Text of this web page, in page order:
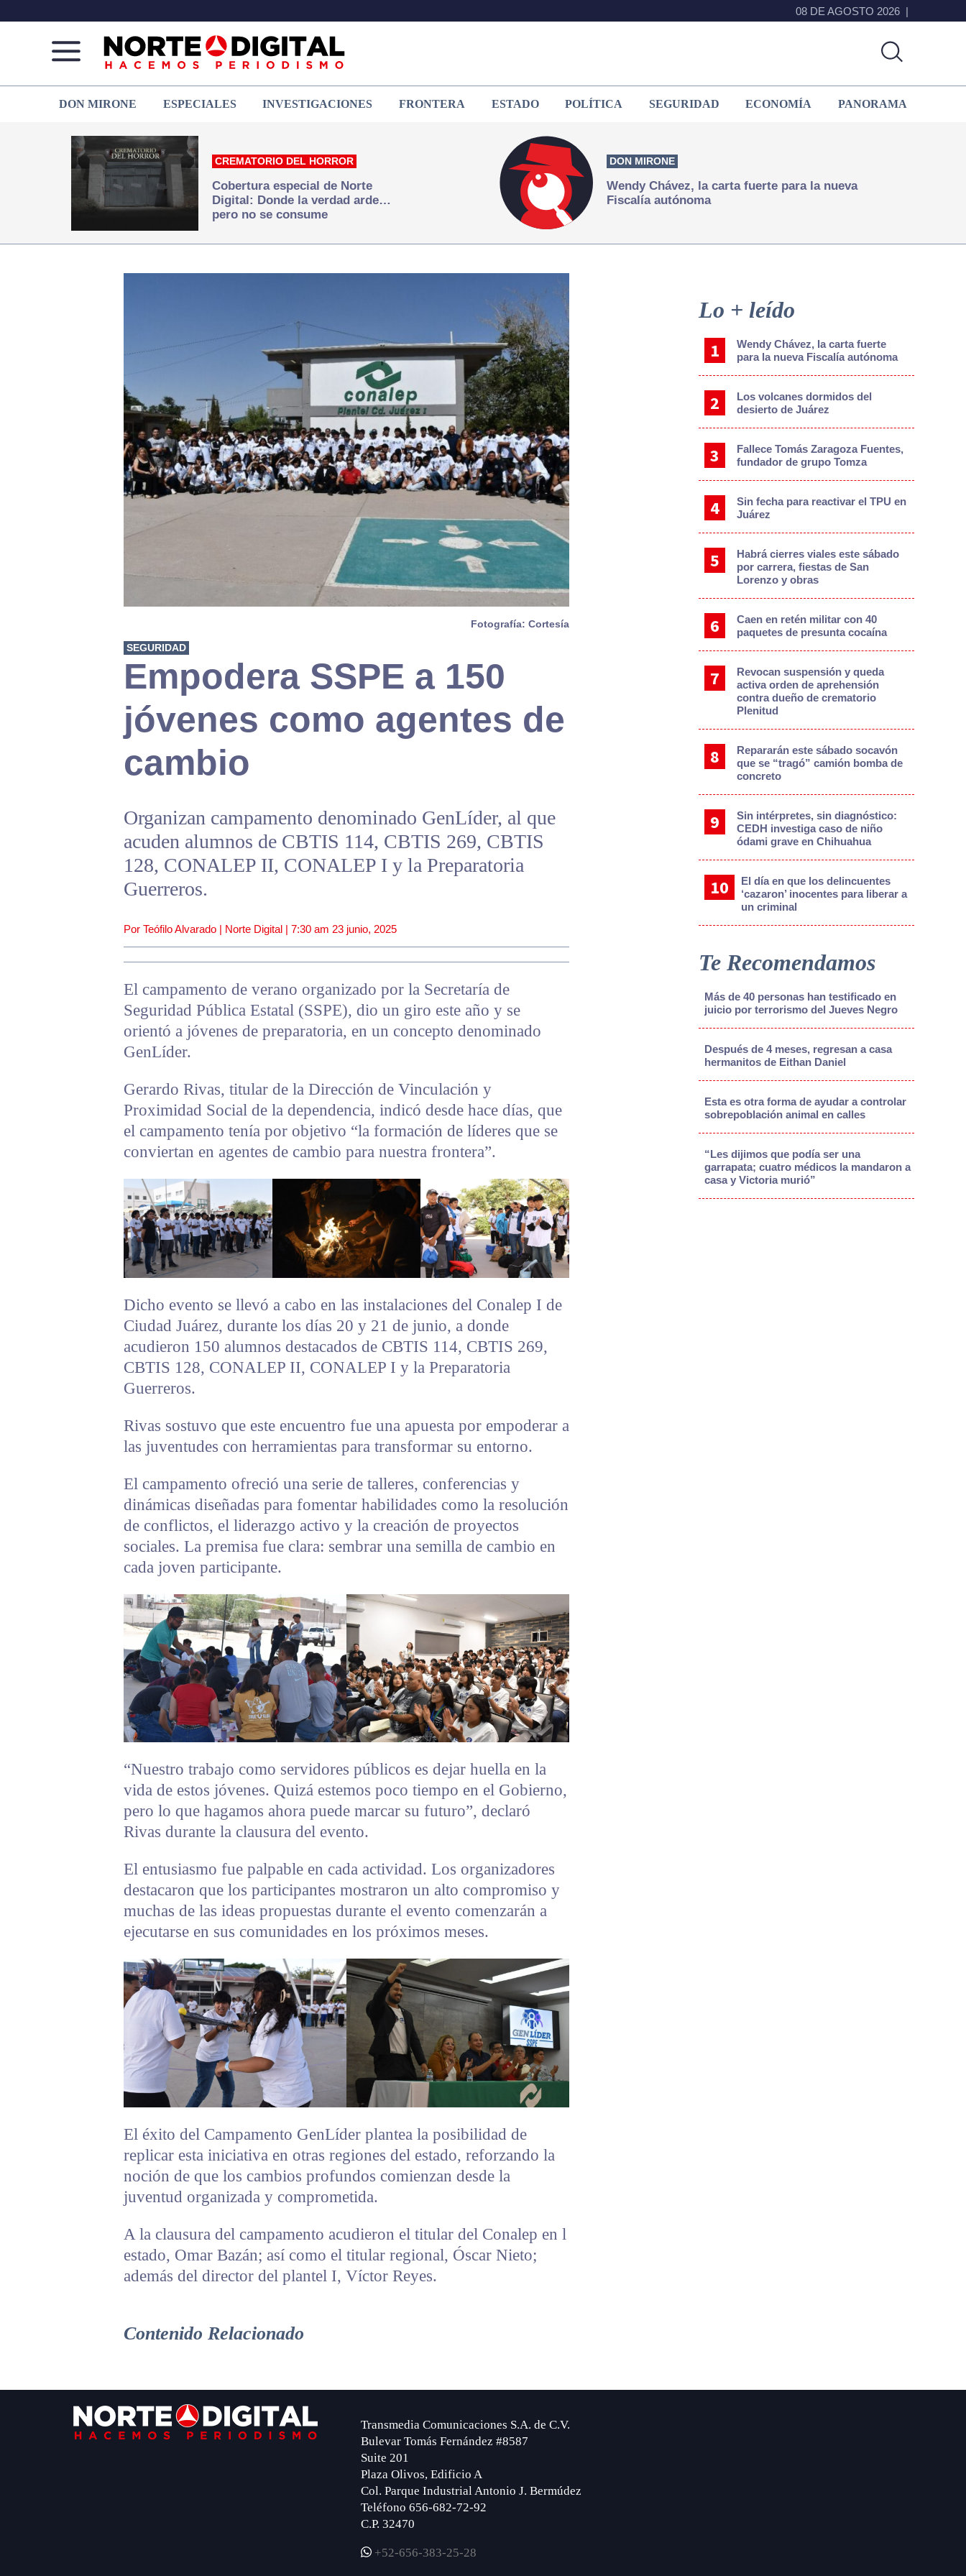
08 DE AGOSTO 2026
de
Juárez
que
hacemos periodismo
DON MIRONE ESPECIALES INVESTIGACIONES FRONTERA ESTADO POLÍTICA SEGURIDAD ECONOMÍA PANORAMA
CREMATORIO DEL HORROR
Cobertura especial de Norte
Digital: Donde la verdad arde…
pero no se consume
DON MIRONE
Wendy Chávez, la carta fuerte para la nueva
Fiscalía autónoma
Fotografía: Cortesía
SEGURIDAD
Empodera SSPE a 150
jóvenes como agentes de
cambio
Organizan campamento denominado GenLíder, al que
acuden alumnos de CBTIS 114, CBTIS 269, CBTIS
128, CONALEP II, CONALEP I y la Preparatoria
Guerreros.
Por Teófilo Alvarado | Norte Digital | 7:30 am 23 junio, 2025
El campamento de verano organizado por la Secretaría de
Seguridad Pública Estatal (SSPE), dio un giro este año y se
orientó a jóvenes de preparatoria, en un concepto denominado
GenLíder.
Gerardo Rivas, titular de la Dirección de Vinculación y
Proximidad Social de la dependencia, indicó desde hace días, que
el campamento tenía por objetivo “la formación de líderes que se
conviertan en agentes de cambio para nuestra frontera”.
Dicho evento se llevó a cabo en las instalaciones del Conalep I de
Ciudad Juárez, durante los días 20 y 21 de junio, a donde
acudieron 150 alumnos destacados de CBTIS 114, CBTIS 269,
CBTIS 128, CONALEP II, CONALEP I y la Preparatoria
Guerreros.
Rivas sostuvo que este encuentro fue una apuesta por empoderar a
las juventudes con herramientas para transformar su entorno.
El campamento ofreció una serie de talleres, conferencias y
dinámicas diseñadas para fomentar habilidades como la resolución
de conflictos, el liderazgo activo y la creación de proyectos
sociales. La premisa fue clara: sembrar una semilla de cambio en
cada joven participante.
“Nuestro trabajo como servidores públicos es dejar huella en la
vida de estos jóvenes. Quizá estemos poco tiempo en el Gobierno,
pero lo que hagamos ahora puede marcar su futuro”, declaró
Rivas durante la clausura del evento.
El entusiasmo fue palpable en cada actividad. Los organizadores
destacaron que los participantes mostraron un alto compromiso y
muchas de las ideas propuestas durante el evento comenzarán a
ejecutarse en sus comunidades en los próximos meses.
El éxito del Campamento GenLíder plantea la posibilidad de
replicar esta iniciativa en otras regiones del estado, reforzando la
noción de que los cambios profundos comienzan desde la
juventud organizada y comprometida.
A la clausura del campamento acudieron el titular del Conalep en l
estado, Omar Bazán; así como el titular regional, Óscar Nieto;
además del director del plantel I, Víctor Reyes.
Contenido Relacionado
Sidebar
Lo + leído
Wendy Chávez, la carta fuerte
para la nueva Fiscalía autónoma
Los volcanes dormidos del
desierto de Juárez
Fallece Tomás Zaragoza Fuentes,
fundador de grupo Tomza
Sin fecha para reactivar el TPU en
Juárez
Habrá cierres viales este sábado
por carrera, fiestas de San
Lorenzo y obras
Caen en retén militar con 40
paquetes de presunta cocaína
Revocan suspensión y queda
activa orden de aprehensión
contra dueño de crematorio
Plenitud
Repararán este sábado socavón
que se “tragó” camión bomba de
concreto
Sin intérpretes, sin diagnóstico:
CEDH investiga caso de niño
ódami grave en Chihuahua
El día en que los delincuentes
‘cazaron’ inocentes para liberar a
un criminal
Te Recomendamos
Más de 40 personas han testificado en
juicio por terrorismo del Jueves Negro
Después de 4 meses, regresan a casa
hermanitos de Eithan Daniel
Esta es otra forma de ayudar a controlar
sobrepoblación animal en calles
“Les dijimos que podía ser una
garrapata; cuatro médicos la mandaron a
casa y Victoria murió”
Transmedia Comunicaciones S.A. de C.V.
Bulevar Tomás Fernández #8587
Suite 201
Plaza Olivos, Edificio A
Col. Parque Industrial Antonio J. Bermúdez
Teléfono 656-682-72-92
C.P. 32470
+52-656-383-25-28